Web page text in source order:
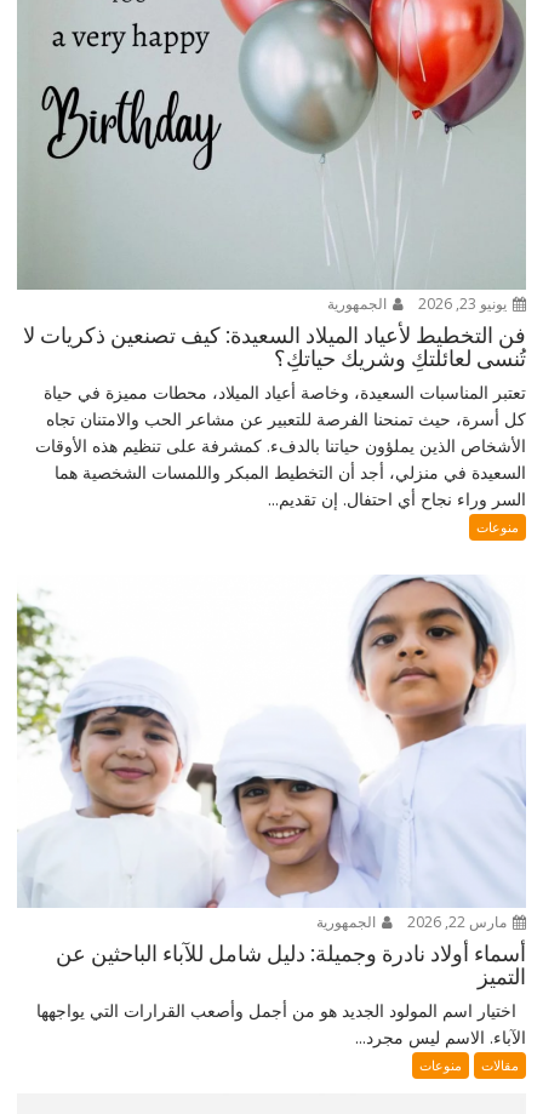
يونيو 23, 2026 الجمهورية
فن التخطيط لأعياد الميلاد السعيدة: كيف تصنعين ذكريات لا
تُنسى لعائلتكِ وشريك حياتكِ؟
تعتبر المناسبات السعيدة، وخاصة أعياد الميلاد، محطات مميزة في حياة
كل أسرة، حيث تمنحنا الفرصة للتعبير عن مشاعر الحب والامتنان تجاه
الأشخاص الذين يملؤون حياتنا بالدفء. كمشرفة على تنظيم هذه الأوقات
السعيدة في منزلي، أجد أن التخطيط المبكر واللمسات الشخصية هما
السر وراء نجاح أي احتفال. إن تقديم...
منوعات
مارس 22, 2026 الجمهورية
أسماء أولاد نادرة وجميلة: دليل شامل للآباء الباحثين عن
التميز
اختيار اسم المولود الجديد هو من أجمل وأصعب القرارات التي يواجهها
الآباء. الاسم ليس مجرد...
مقالات منوعات